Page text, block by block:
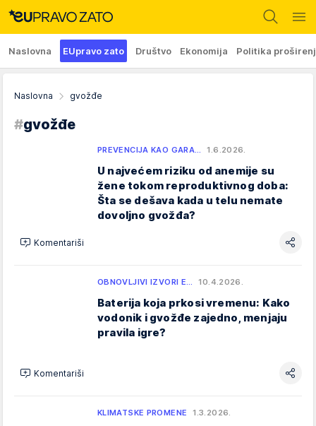
Naslovna EUpravo zato Društvo Ekonomija Politika
Naslovna gvožđe
#gvožđe
PREVENCIJA KAO GARA… 1.6.2026.
U najvećem riziku od anemije su
žene tokom reproduktivnog doba:
Šta se dešava kada u telu nemate
dovoljno gvožđa?
Komentariši
OBNOVLJIVI IZVORI E… 10.4.2026.
Baterija koja prkosi vremenu: Kako
vodonik i gvožđe zajedno, menjaju
pravila igre?
Komentariši
KLIMATSKE PROMENE 1.3.2026.